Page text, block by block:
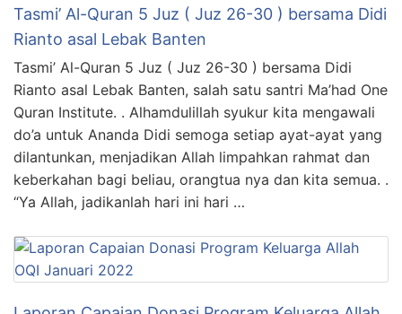
Tasmi’ Al-Quran 5 Juz ( Juz 26-30 ) bersama Didi
Rianto asal Lebak Banten
Tasmi’ Al-Quran 5 Juz ( Juz 26-30 ) bersama Didi
Rianto asal Lebak Banten, salah satu santri Ma’had One
Quran Institute. . Alhamdulillah syukur kita mengawali
do’a untuk Ananda Didi semoga setiap ayat-ayat yang
dilantunkan, menjadikan Allah limpahkan rahmat dan
keberkahan bagi beliau, orangtua nya dan kita semua. .
“Ya Allah, jadikanlah hari ini hari …